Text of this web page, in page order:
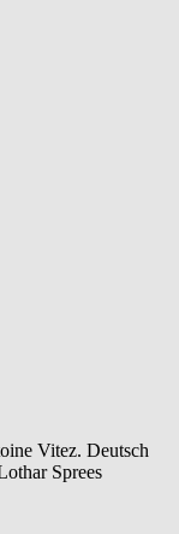
Vitez. Deutsch
Sprees